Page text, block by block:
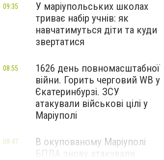
У маріупольських школах
триває набір учнів: як
навчатимуться діти та куди
звертатися
09:35
1626 день повномасштабної
війни. Горить черговий WB у
Єкатеринбурзі. ЗСУ
атакували військові цілі у
Маріуполі
08:55
В окупованому Маріуполі
БПЛА знову атакували
08:47